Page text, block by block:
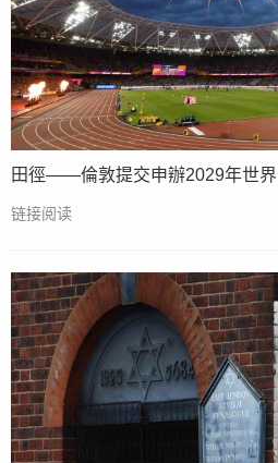
田徑——倫敦提交申辦2029年世
链接阅读